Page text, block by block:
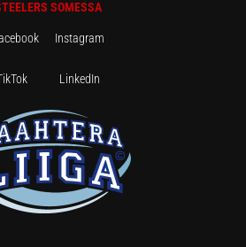
SOMESSA
Instagram
LinkedIn